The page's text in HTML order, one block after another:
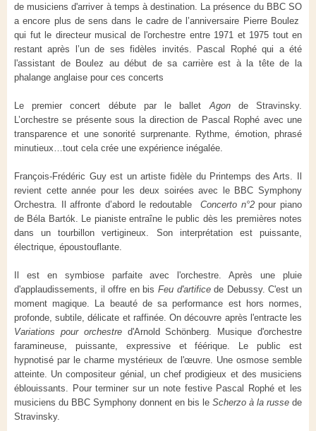
de musiciens d'arriver à temps à destination. La présence du BBC SO
a encore plus de sens dans le cadre de l’anniversaire Pierre Boulez
qui fut le directeur musical de l'orchestre entre 1971 et 1975 tout en
restant après l’un de ses fidèles invités. Pascal Rophé qui a été
l'assistant de Boulez au début de sa carrière est à la tête de la
phalange anglaise pour ces concerts
Le premier concert débute par le ballet Agonde Stravinsky.
L’orchestre se présente sous la direction de Pascal Rophé avec une
transparence et une sonorité surprenante. Rythme, émotion, phrasé
minutieux…tout cela crée une expérience inégalée.
François-Frédéric Guy est un artiste fidèle du Printemps des Arts. Il
revient cette année pour les deux soirées avec le BBC Symphony
Orchestra. Il affronte d’abord le redoutable
Concerto n°2pour piano
de Béla Bartók. Le pianiste entraîne le public dès les premières notes
dans un tourbillon vertigineux. Son interprétation est puissante,
électrique, époustouflante.
Il est en symbiose parfaite avec l'orchestre. Après une pluie
d'applaudissements, il offre en bis Feu d'artificede Debussy. C'est un
moment magique. La beauté de sa performance est hors normes,
profonde, subtile, délicate et raffinée. On découvre après l'entracte les
Variations pour orchestre d'Arnold Schönberg. Musique d'orchestre
faramineuse, puissante, expressive et féérique. Le public est
hypnotisé par le charme mystérieux de l'œuvre. Une osmose semble
atteinte. Un compositeur génial, un chef prodigieux et des musiciens
éblouissants. Pour terminer sur un note festive Pascal Rophé et les
musiciens du BBC Symphony donnent en bis le Scherzo à la russe de
Stravinsky.